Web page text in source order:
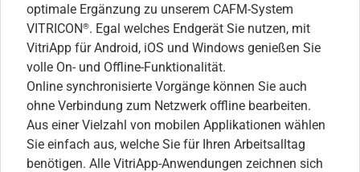
optimale Ergänzung zu unserem CAFM-System
VITRICON®. Egal welches Endgerät Sie nutzen, mit
VitriApp für Android, iOS und Windows genießen Sie
volle On- und Offline-Funktionalität.
Online synchronisierte Vorgänge können Sie auch
ohne Verbindung zum Netzwerk offline bearbeiten.
Aus einer Vielzahl von mobilen Applikationen wählen
Sie einfach aus, welche Sie für Ihren Arbeitsalltag
benötigen. Alle VitriApp-Anwendungen zeichnen sich